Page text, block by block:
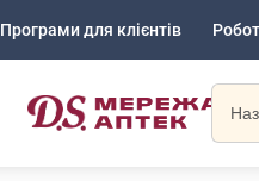
Програми для клієнтів